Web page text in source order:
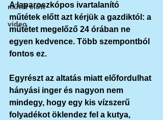
műtét előtt
video
A laparoszkópos ivartalanító
műtétek előtt azt kérjük a gazdiktól: a
műtétet megelőző 24 órában ne
egyen kedvence. Több szempontból
fontos ez.
Egyrészt az altatás miatt előfordulhat
hányási inger és nagyon nem
mindegy, hogy egy kis vízszerű
folyadékot öklendez fel a kutya,